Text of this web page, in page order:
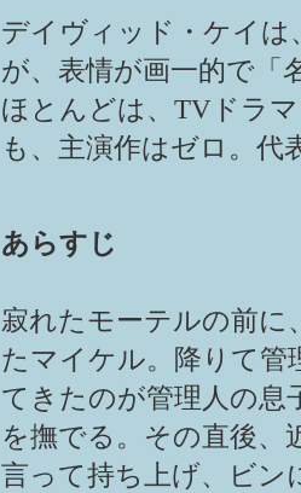
デイヴィッド・ケイ
が、表情が画一的で「
ほとんどは、TVドラ
も、主演作はゼロ。代
あらすじ
寂れたモーテルの前に
たマイケル。降りて管
てきたのが管理人の息
を撫でる。その直後、
言って持ち上げ、ビン